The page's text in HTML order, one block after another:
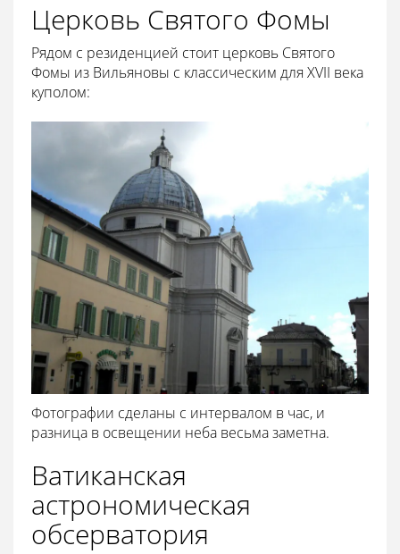
Церковь Святого Фомы
Рядом с резиденцией стоит церковь Святого
Фомы из Вильяновы с классическим для XVII века
куполом:
Фотографии сделаны с интервалом в час, и
разница в освещении неба весьма заметна.
Ватиканская
астрономическая
обсерватория